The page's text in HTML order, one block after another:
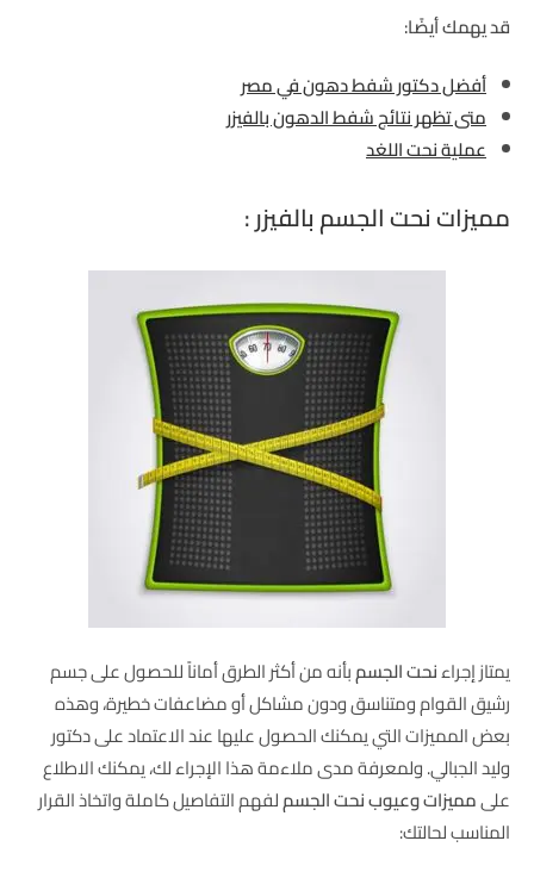
قد يهمك أيضًا:
أفضل دكتور شفط دهون في مصر
متى تظهر نتائج شفط الدهون بالفيزر
عملية نحت اللغد
مميزات نحت الجسم بالفيزر :
يمتاز إجراءنحت الجسمبأنه من أكثر الطرق أماناً للحصول على جسم
رشيق القوام ومتناسق ودون مشاكل أو مضاعفات خطيرة، وهذه
بعض المميزات التي يمكنك الحصول عليها عند الاعتماد على دكتور
وليد الجبالي. ولمعرفة مدى ملاءمة هذا الإجراء لك، يمكنك الاطلاع
علىمميزات وعيوب نحت الجسملفهم التفاصيل كاملة واتخاذ القرار
المناسب لحالتك: